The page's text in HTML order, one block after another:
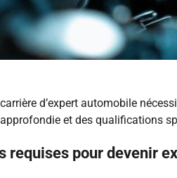
d’expert automobile
et des qualifications
requises pour devenir